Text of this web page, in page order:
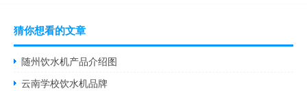
猜你想看的文章
随州饮水机产品介绍图
云南学校饮水机品牌